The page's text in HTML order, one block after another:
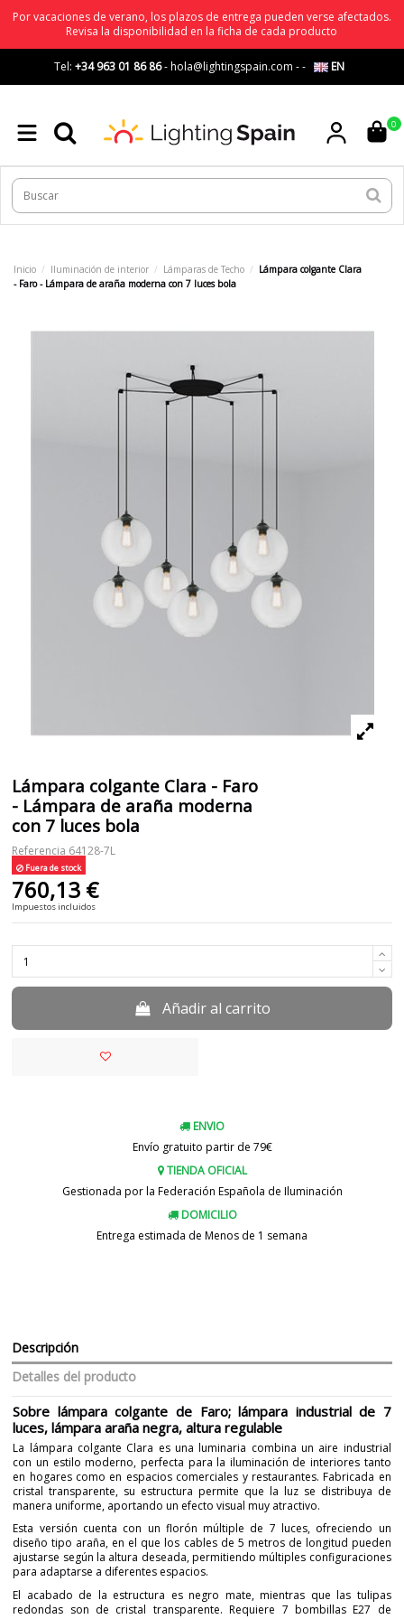
Por vacaciones de verano, los plazos de entrega pueden verse afectados.
Revisa la disponibilidad en la ficha de cada producto
Tel: +34 963 01 86 86-hola@lightingspain.com -- EN
0
Inicio Iluminación de interior Lámparas de Techo
Lámpara colgante Clara
- Faro - Lámpara de araña moderna con 7 luces bola
Lámpara colgante Clara - Faro
- Lámpara de araña moderna
con 7 luces bola
Referencia 64128-7L
Fuera de stock
760,13 €
Impuestos incluidos
Añadir al carrito
ENVIO
Envío gratuito partir de 79€
TIENDA OFICIAL
Gestionada por la Federación Española de Iluminación
DOMICILIO
Entrega estimada de Menos de 1 semana
Descripción
Detalles del producto
Sobre lámpara colgante de Faro; lámpara industrial de 7
luces, lámpara araña negra, altura regulable
La lámpara colgante Clara es una luminaria combina un aire industrial
con un estilo moderno, perfecta para la iluminación de interiores tanto
en hogares como en espacios comerciales y restaurantes. Fabricada en
cristal transparente, su estructura permite que la luz se distribuya de
manera uniforme, aportando un efecto visual muy atractivo.
Esta versión cuenta con un florón múltiple de 7 luces, ofreciendo un
diseño tipo araña, en el que los cables de 5 metros de longitud pueden
ajustarse según la altura deseada, permitiendo múltiples configuraciones
para adaptarse a diferentes espacios.
El acabado de la estructura es negro mate, mientras que las tulipas
redondas son de cristal transparente. Requiere 7 bombillas E27 de